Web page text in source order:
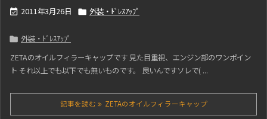
 2011年3月26日  外装・ﾄﾞﾚｽｱｯﾌﾟ
 外装・ﾄﾞﾚｽｱｯﾌﾟ
ZETAのオイルフィラーキャップです 見た目重視、エンジン部のワンポイン
ト それ以上でも以下でも無いものです。 良いんですソレで( ...
記事を読む ZETAのオイルフィラーキャップ